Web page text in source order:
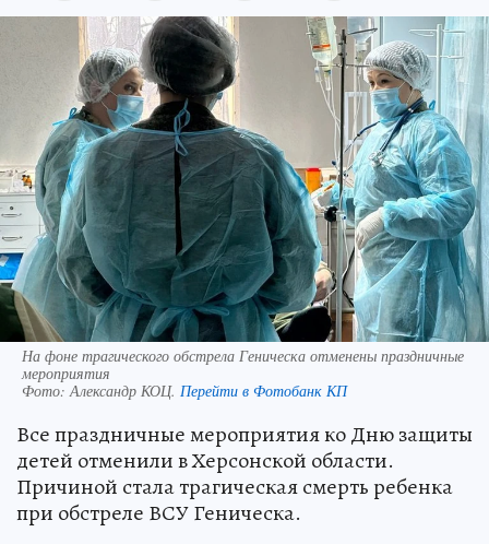
На фоне трагического обстрела Геническа отменены праздничные
мероприятия
Фото:Александр КОЦ. Перейти в Фотобанк КП
Все праздничные мероприятия ко Дню защиты
детей отменили в Херсонской области.
Причиной стала трагическая смерть ребенка
при обстреле ВСУ Геническа.